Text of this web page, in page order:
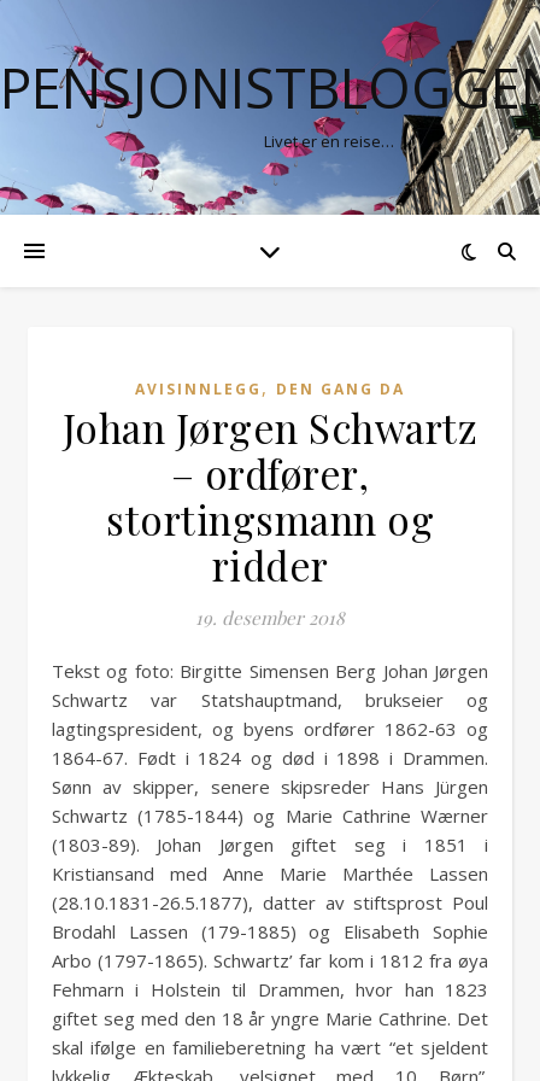
Livet er en reise…
AVISINNLEGG , DEN GANG DA
Johan Jørgen Schwartz
– ordfører,
stortingsmann og
ridder
19. desember 2018
Tekst og foto: Birgitte Simensen Berg Johan Jørgen
Schwartz var Statshauptmand, brukseier og
lagtingspresident, og byens ordfører 1862-63 og
1864-67. Født i 1824 og død i 1898 i Drammen.
Sønn av skipper, senere skipsreder Hans Jürgen
Schwartz (1785-1844) og Marie Cathrine Wærner
(1803-89). Johan Jørgen giftet seg i 1851 i
Kristiansand med Anne Marie Marthée Lassen
(28.10.1831-26.5.1877), datter av stiftsprost Poul
Brodahl Lassen (179-1885) og Elisabeth Sophie
Arbo (1797-1865). Schwartz’ far kom i 1812 fra øya
Fehmarn i Holstein til Drammen, hvor han 1823
giftet seg med den 18 år yngre Marie Cathrine. Det
skal ifølge en familieberetning ha vært “et sjeldent
lykkelig Ækteskab, velsignet med 10 Børn”.